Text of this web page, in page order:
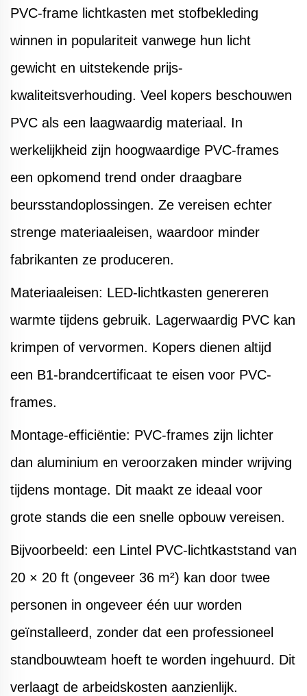
PVC-frame lichtkasten met stofbekleding
winnen in populariteit vanwege hun licht
gewicht en uitstekende prijs-
kwaliteitsverhouding. Veel kopers beschouwen
PVC als een laagwaardig materiaal. In
werkelijkheid zijn hoogwaardige PVC-frames
een opkomend trend onder draagbare
beursstandoplossingen. Ze vereisen echter
strenge materiaaleisen, waardoor minder
fabrikanten ze produceren.
Materiaaleisen: LED-lichtkasten genereren
warmte tijdens gebruik. Lagerwaardig PVC kan
krimpen of vervormen. Kopers dienen altijd
een B1-brandcertificaat te eisen voor PVC-
frames.
Montage-efficiëntie: PVC-frames zijn lichter
dan aluminium en veroorzaken minder wrijving
tijdens montage. Dit maakt ze ideaal voor
grote stands die een snelle opbouw vereisen.
Bijvoorbeeld: een Lintel PVC-lichtkaststand van
20 × 20 ft (ongeveer 36 m²) kan door twee
personen in ongeveer één uur worden
geïnstalleerd, zonder dat een professioneel
standbouwteam hoeft te worden ingehuurd. Dit
verlaagt de arbeidskosten aanzienlijk.